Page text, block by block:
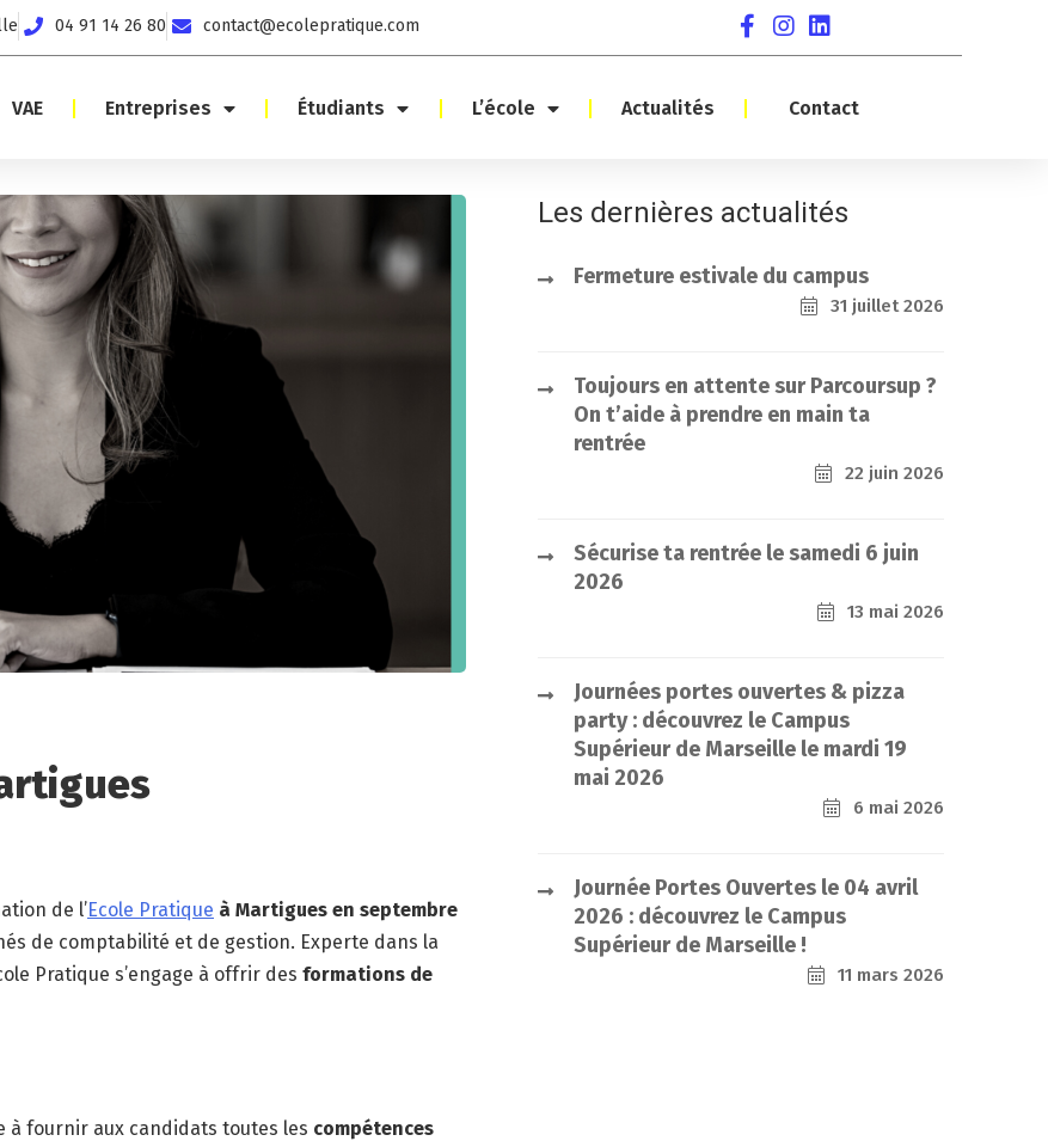
04 91 14 26 80 contact@ecolepratique.com
VAE Entreprises Étudiants L’école Actualités Contact
de l’Ecole Pratique à Martigues en septembre
de comptabilité et de gestion. Experte dans la
Pratique s’engage à offrir des formations de
à fournir aux candidats toutes les compétences
Les dernières actualités
Fermeture estivale du campus
31 juillet 2026
Toujours en attente sur Parcoursup ?
On t’aide à prendre en main ta
rentrée
22 juin 2026
Sécurise ta rentrée le samedi 6 juin
2026
13 mai 2026
Journées portes ouvertes & pizza
party : découvrez le Campus
Supérieur de Marseille le mardi 19
mai 2026
6 mai 2026
Journée Portes Ouvertes le 04 avril
2026 : découvrez le Campus
Supérieur de Marseille !
11 mars 2026